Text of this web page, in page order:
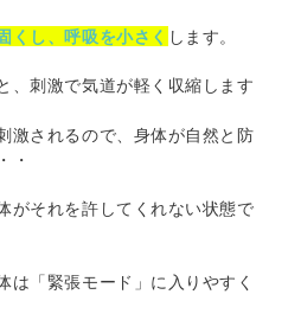
くし、呼吸を小さく します。
、刺激で気道が軽く収縮します
激されるので、身体が自然と防
・
がそれを許してくれない状態で
は「緊張モード」に入りやすく